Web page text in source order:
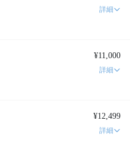
詳細
¥11,000
詳細
¥12,499
詳細